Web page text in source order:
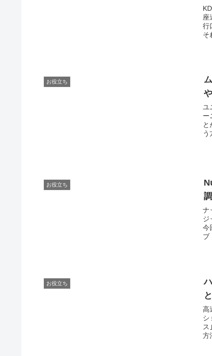
座
行
そ
お役立ち
ユ
ー
と
う
お役立ち
ナ
ジ
今
ブ
お役立ち
高
シ
ス
方